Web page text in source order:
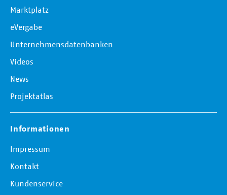
Marktplatz
eVergabe
Unternehmensdatenbanken
Videos
News
Projektatlas
Informationen
Impressum
Kontakt
Kundenservice